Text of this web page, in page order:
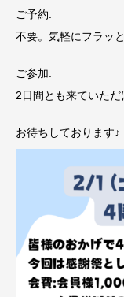
ご予約:
不要。気軽にフラッ
ご参加:
2日間とも来ていただ
お待ちしております♪